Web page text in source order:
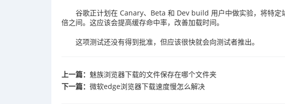
谷歌正计划在 Canary、Beta 和 Dev build 用户中做实验，将特定
倍之间。这应该会提高缓存命中率，改善加载时间。
这项测试还没有得到批准，但应该很快就会向测试者推出。
上一篇： 魅族浏览器下载的文件保存在哪个文件夹
下一篇： ​微软edge浏览器下载速度慢怎么解决